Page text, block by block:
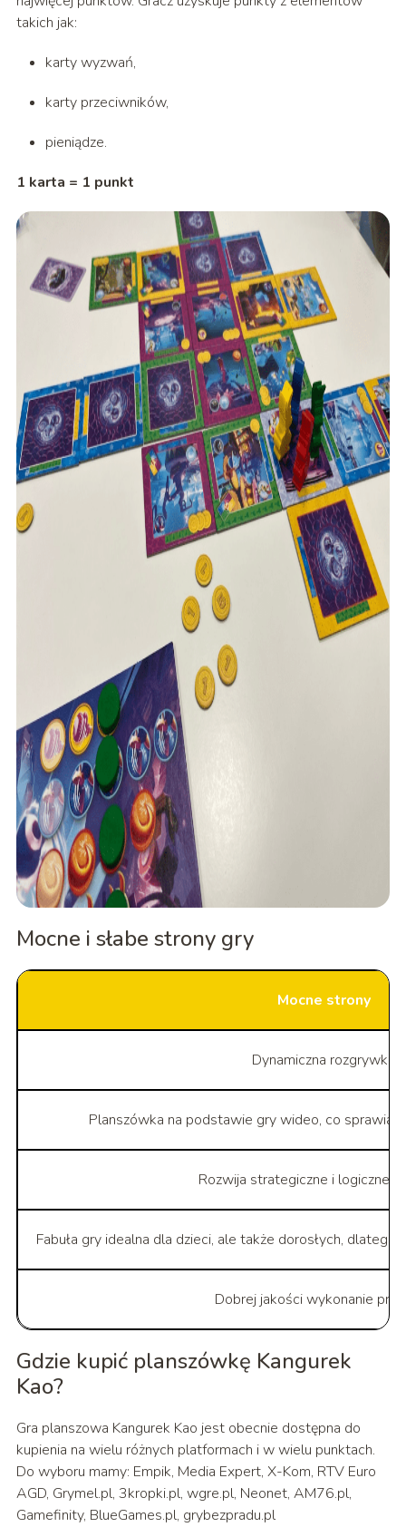
takich jak:
karty wyzwań,
karty przeciwników,
pieniądze.
1 karta = 1 punkt
Mocne i słabe strony gry
Mocne strony
Dynamiczna rozgrywka
Planszówka na podstawie gry wideo, co sprawia,
Rozwija strategiczne i logiczne
Fabuła gry idealna dla dzieci, ale także dorosłych, dlatego
Dobrej jakości wykonanie
Gdzie kupić planszówkę Kangurek
Kao?
Gra planszowa Kangurek Kao jest obecnie dostępna do
kupienia na wielu różnych platformach i w wielu punktach.
Do wyboru mamy: Empik, Media Expert, X-Kom, RTV Euro
AGD, Grymel.pl, 3kropki.pl, wgre.pl, Neonet, AM76.pl,
Gamefinity, BlueGames.pl, grybezpradu.pl